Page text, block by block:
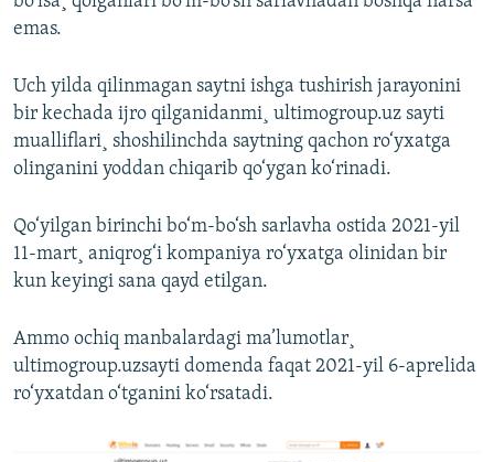
emas.
Uch yilda qilinmagan saytni ishga tushirish jarayonini
bir kechada ijro qilganidanmi¸ ultimogroup.uz sayti
mualliflari¸ shoshilinchda saytning qachon ro‘yxatga
olinganini yoddan chiqarib qo‘ygan ko‘rinadi.
Qo‘yilgan birinchi bo‘m-bo‘sh sarlavha ostida 2021-yil
11-mart¸ aniqrog‘i kompaniya ro‘yxatga olinidan bir
kun keyingi sana qayd etilgan.
Ammo ochiq manbalardagi ma’lumotlar¸
ultimogroup.uzsayti domenda faqat 2021-yil 6-aprelida
ro‘yxatdan o‘tganini ko‘rsatadi.